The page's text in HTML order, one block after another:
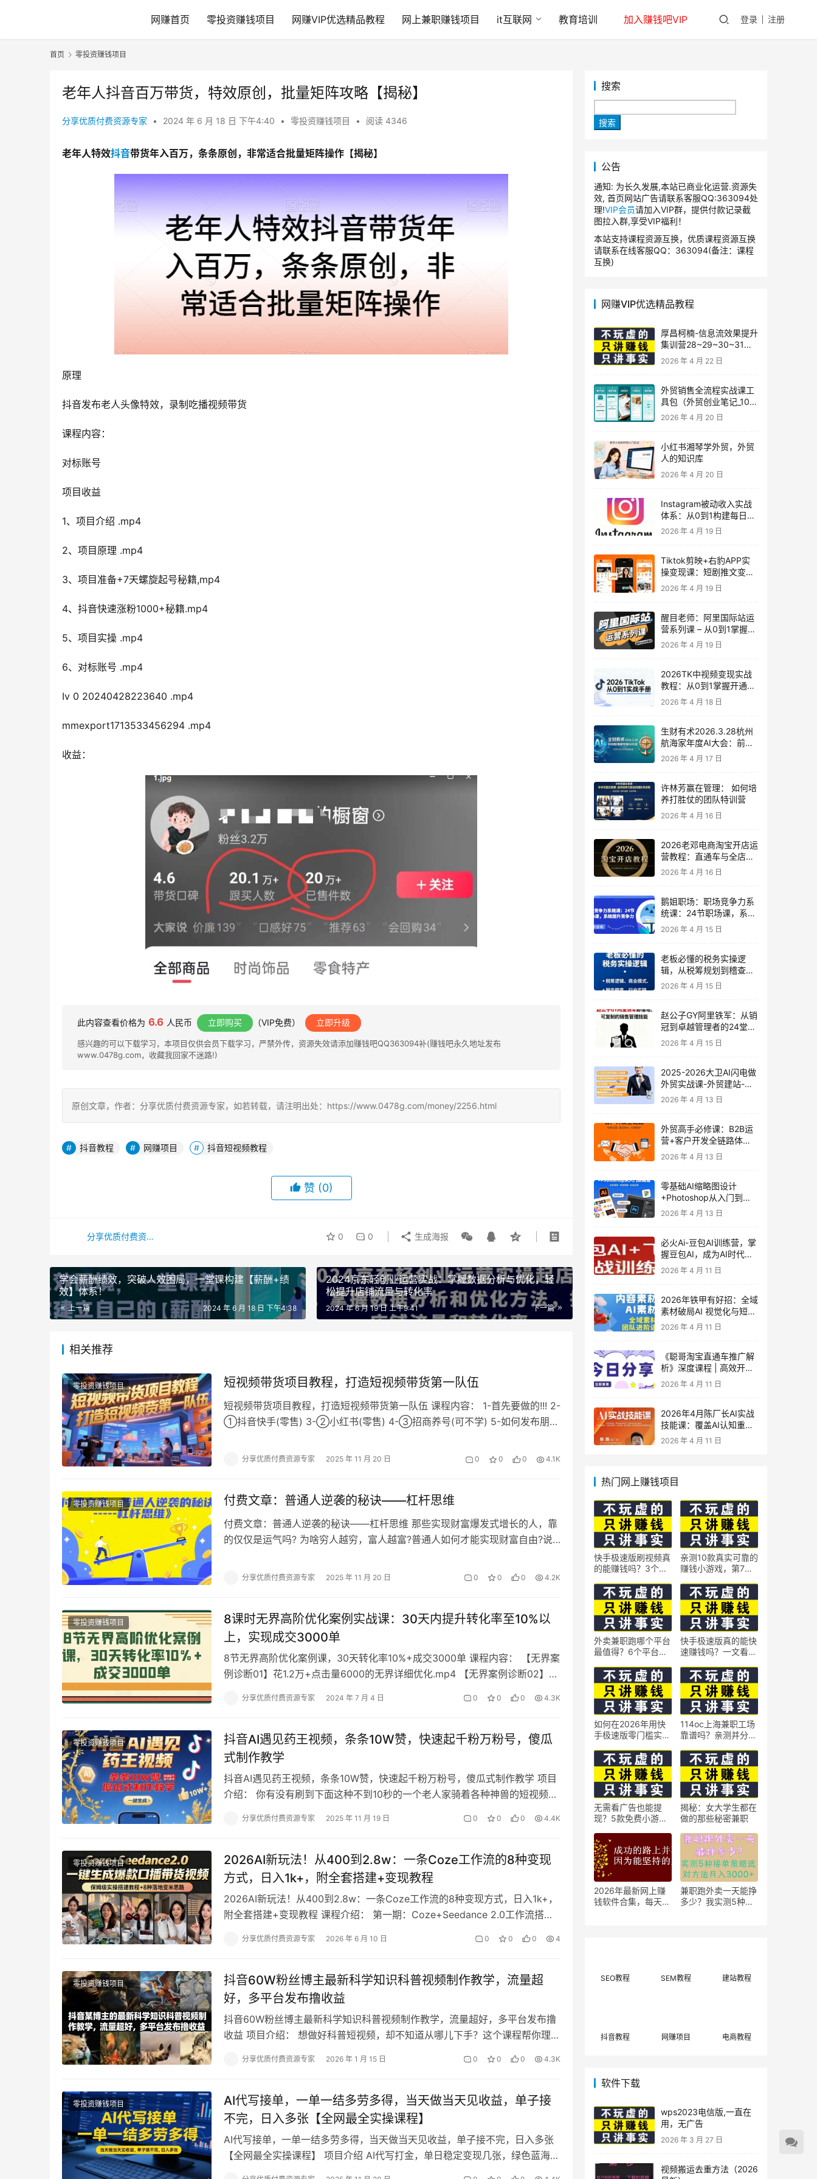
网赚首页 零投资赚钱项目 网赚VIP优选精品教程 网上兼职赚钱项目 it互联网 教育培训 加入赚钱吧VIP 登录 注册
首页 零投资赚钱项目
老年人抖音百万带货，特效原创，批量矩阵攻略【揭秘】
分享优质付费资源专家 • 2024 年 6 月 18 日 下午4:40 • 零投资赚钱项目 • 阅读 4346
老年人特效抖音带货年入百万，条条原创，非常适合批量矩阵操作【揭秘】
原理
抖音发布老人头像特效，录制吃播视频带货
课程内容：
对标账号
项目收益
1、项目介绍 .mp4
2、项目原理 .mp4
3、项目准备+7天螺旋起号秘籍,mp4
4、抖音快速涨粉1000+秘籍.mp4
5、项目实操 .mp4
6、对标账号 .mp4
Iv 0 20240428223640 .mp4
mmexport1713533456294 .mp4
收益：
此内容查看价格为 6.6 人民币 立即购买 （VIP免费） 立即升级
感兴趣的可以下载学习，本项目仅供会员下载学习，严禁外传，资源失效请添加赚钱吧QQ363094补(赚钱吧永久地址发布
www.0478g.com，收藏我回家不迷路!)
原创文章，作者：分享优质付费资源专家，如若转载，请注明出处：https://www.0478g.com/money/2256.html
抖音教程 网赚项目 抖音短视频教程
赞 (0)
分享优质付费资源专家 0 0 生成海报
学会薪酬绩效，突破人效困局，一堂课构建【薪酬+绩
效】体系！
上一篇 2024 年 6 月 18 日 下午4:38
2024京东轻创业运营实战：掌握数据分析与优化，轻
松提升店铺流量与转化率
下一篇
2024 年 6 月 19 日 上午9:41
相关推荐
零投资赚钱项目 短视频带货项目教程，打造短视频带货第一队伍
短视频带货项目教程，打造短视频带货第一队伍 课程内容： 1-首先要做的!!! 2-
①抖音快手(零售) 3-②小红书(零售) 4-③招商养号(可不学) 5-如何发布朋友
分享优质付费资源专家 2025 年 11 月 20 日 0 0 0 4.1K
零投资赚钱项目 付费文章：普通人逆袭的秘诀——杠杆思维
付费文章：普通人逆袭的秘诀——杠杆思维 那些实现财富爆发式增长的人，靠
的仅仅是运气吗? 为啥穷人越穷，富人越富?普通人如何才能实现财富自由?说
分享优质付费资源专家 2025 年 11 月 20 日 0 0 0 4.2K
零投资赚钱项目
8课时无界高阶优化案例实战课：30天内提升转化率至10%以
上，实现成交3000单
8节无界高阶优化案例课，30天转化率10%+成交3000单 课程内容： 【无界案
例诊断01】花1.2万+点击量6000的无界详细优化.mp4 【无界案例诊断02】客
分享优质付费资源专家 2024 年 7 月 4 日 0 0 0 4.3K
零投资赚钱项目
抖音AI遇见药王视频，条条10W赞，快速起千粉万粉号，傻瓜
式制作教学
抖音AI遇见药王视频，条条10W赞，快速起千粉万粉号，傻瓜式制作教学 项目
介绍： 你有没有刷到下面这种不到10秒的一个老人家骑着各种神兽的短视频，
分享优质付费资源专家 2025 年 11 月 19 日 0 0 0 4.4K
零投资赚钱项目
2026AI新玩法！从400到2.8w：一条Coze工作流的8种变现
方式，日入1k+，附全套搭建+变现教程
2026AI新玩法！从400到2.8w：一条Coze工作流的8种变现方式，日入1k+，
附全套搭建+变现教程 课程介绍： 第一期：Coze+Seedance 2.0工作流搭建
分享优质付费资源专家 2026 年 6 月 10 日 0 0 0 4
零投资赚钱项目
抖音60W粉丝博主最新科学知识科普视频制作教学，流量超
好，多平台发布撸收益
抖音60W粉丝博主最新科学知识科普视频制作教学，流量超好，多平台发布撸
收益 项目介绍： 想做好科普短视频，却不知道从哪儿下手？这个课程帮你理清
分享优质付费资源专家 2026 年 1 月 15 日 0 0 0 4.3K
零投资赚钱项目
AI代写接单，一单一结多劳多得，当天做当天见收益，单子接
不完，日入多张【全网最全实操课程】
AI代写接单，一单一结多劳多得，当天做当天见收益，单子接不完，日入多张
【全网最全实操课程】 项目介绍 AI代写打金，单日稳定变现几张，绿色蓝海项
搜索
搜索
公告
通知: 为长久发展,本站已商业化运营.资源失
效, 首页网站广告请联系客服QQ:363094处
理!VIP会员请加入VIP群，提供付款记录截
图拉入群,享受VIP福利！
本站支持课程资源互换，优质课程资源互换
请联系在线客服QQ：363094(备注：课程
互换)
网赚VIP优选精品教程
厚昌柯楠-信息流效果提升
集训营28~29~30~31
期，智能投放·巨量AD/百
度优化·AI提效指南
2026 年 4 月 22 日
外贸销售全流程实战课工
具包（外贸创业笔记_10年
外贸经验）
2026 年 4 月 20 日
小红书湘琴学外贸，外贸
人的知识库
2026 年 4 月 20 日
Instagram被动收入实战
体系：从0到1构建每日盈
利的自动销售漏斗
2026 年 4 月 19 日
Tiktok剪映+右豹APP实
操变现课：短剧推文变现
全教程来了！
2026 年 4 月 19 日
醒目老师：阿里国际站运
营系列课 – 从0到1掌握平
台运营核心技巧
2026 年 4 月 19 日
2026TK中视频变现实战
教程：从0到1掌握开通、
养号、剪辑到变现，新手
副业首选
2026 年 4 月 18 日
生财有术2026.3.28杭州
航海家年度AI大会：前沿
趋势×落地案例×技能图谱
2026 年 4 月 17 日
许林芳赢在管理： 如何培
养打胜仗的团队特训营
2026 年 4 月 16 日
2026老邓电商淘宝开店运
营教程：直通车与全店推
广系统课
2026 年 4 月 16 日
鹅姐职场：职场竞争力系
统课：24节职场课，系统
提升竞争力
2026 年 4 月 15 日
老板必懂的税务实操逻
辑，从税筹规划到稽查应
对，为企业稳健增长保驾
2026 年 4 月 15 日
赵公子GY阿里铁军：从销
冠到卓越管理者的24堂实
战课
2026 年 4 月 15 日
2025-2026大卫AI闪电做
外贸实战课-外贸建站-开
发客户-内容营销-从0到3
2026 年 4 月 13 日
外贸高手必修课：B2B运
营+客户开发全链路体系
课 | 从0到1成为外贸精英
2026 年 4 月 13 日
零基础AI缩略图设计
+Photoshop从入门到精
通 全套教程（含形象照拍
2026 年 4 月 13 日
必火Ai-豆包AI训练营，掌
握豆包AI，成为AI时代的
全能型人才
2026 年 4 月 11 日
2026年铁甲有好招：全域
素材破局AI 视觉化与短剧
营销实战指南——高效增
策略
2026 年 4 月 11 日
《聪哥淘宝直通车推广解
析》深度课程 | 高效开
车、极速投产系统实操课
2026 年 4 月 11 日
2026年4月陈厂长AI实战
技能课：覆盖AI认知重
构、智能体与大模型解
2026 年 4 月 11 日
热门网上赚钱项目
快手极速版刷视频真
的能赚钱吗？3个隐
亲测10款真实可靠的
赚钱小游戏，第7款
外卖兼职跑哪个平台
最值得？6个平台实
快手极速版真的能快
速赚钱吗？一文看懂
如何在2026年用快
手极速版零门槛实现
技巧
114oc上海兼职工场
靠谱吗？亲测并分享
无需看广告也能提
现？5款免费小游戏
揭秘：女大学生都在
做的那些秘密兼职
2026年最新网上赚
钱软件合集，每天免
兼职跑外卖一天能挣
多少？我实测5种接
SEO教程 SEM教程 建站教程
抖音教程 网赚项目 电商教程
软件下载
wps2023电信版,一直在
用，无广告
2026 年 3 月 27 日
视频搬运去重方法（2026